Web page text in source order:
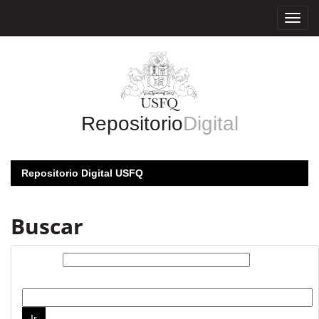
RepositorioDigital
Repositorio Digital USFQ
Buscar